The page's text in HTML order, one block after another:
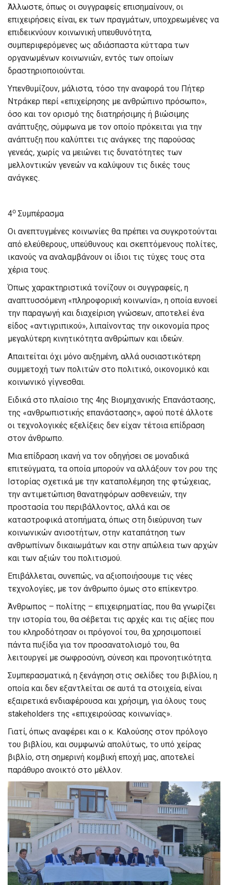
Άλλωστε, όπως οι συγγραφείς επισημαίνουν, οι
επιχειρήσεις είναι, εκ των πραγμάτων, υποχρεωμένες να
επιδεικνύουν κοινωνική υπευθυνότητα,
συμπεριφερόμενες ως αδιάσπαστα κύτταρα των
οργανωμένων κοινωνιών, εντός των οποίων
δραστηριοποιούνται.
Υπενθυμίζουν, μάλιστα, τόσο την αναφορά του Πήτερ
Ντράκερ περί «επιχείρησης με ανθρώπινο πρόσωπο»,
όσο και τον ορισμό της διατηρήσιμης ή βιώσιμης
ανάπτυξης, σύμφωνα με τον οποίο πρόκειται για την
ανάπτυξη που καλύπτει τις ανάγκες της παρούσας
γενεάς, χωρίς να μειώνει τις δυνατότητες των
μελλοντικών γενεών να καλύψουν τις δικές τους
ανάγκες.
4ο Συμπέρασμα
Οι ανεπτυγμένες κοινωνίες θα πρέπει να συγκροτούνται
από ελεύθερους, υπεύθυνους και σκεπτόμενους πολίτες,
ικανούς να αναλαμβάνουν οι ίδιοι τις τύχες τους στα
χέρια τους.
Όπως χαρακτηριστικά τονίζουν οι συγγραφείς, η
αναπτυσσόμενη «πληροφορική κοινωνία», η οποία ευνοεί
την παραγωγή και διαχείριση γνώσεων, αποτελεί ένα
είδος «αντιγριπικού», λιπαίνοντας την οικονομία προς
μεγαλύτερη κινητικότητα ανθρώπων και ιδεών.
Απαιτείται όχι μόνο αυξημένη, αλλά ουσιαστικότερη
συμμετοχή των πολιτών στο πολιτικό, οικονομικό και
κοινωνικό γίγνεσθαι.
Ειδικά στο πλαίσιο της 4ης Βιομηχανικής Επανάστασης,
της «ανθρωπιστικής επανάστασης», αφού ποτέ άλλοτε
οι τεχνολογικές εξελίξεις δεν είχαν τέτοια επίδραση
στον άνθρωπο.
Μια επίδραση ικανή να τον οδηγήσει σε μοναδικά
επιτεύγματα, τα οποία μπορούν να αλλάξουν τον ρου της
Ιστορίας σχετικά με την καταπολέμηση της φτώχειας,
την αντιμετώπιση θανατηφόρων ασθενειών, την
προστασία του περιβάλλοντος, αλλά και σε
καταστροφικά ατοπήματα, όπως στη διεύρυνση των
κοινωνικών ανισοτήτων, στην καταπάτηση των
ανθρωπίνων δικαιωμάτων και στην απώλεια των αρχών
και των αξιών του πολιτισμού.
Επιβάλλεται, συνεπώς, να αξιοποιήσουμε τις νέες
τεχνολογίες, με τον άνθρωπο όμως στο επίκεντρο.
Άνθρωπος – πολίτης – επιχειρηματίας, που θα γνωρίζει
την ιστορία του, θα σέβεται τις αρχές και τις αξίες που
του κληροδότησαν οι πρόγονοί του, θα χρησιμοποιεί
πάντα πυξίδα για τον προσανατολισμό του, θα
λειτουργεί με σωφροσύνη, σύνεση και προνοητικότητα.
Συμπερασματικά, η ξενάγηση στις σελίδες του βιβλίου, η
οποία και δεν εξαντλείται σε αυτά τα στοιχεία, είναι
εξαιρετικά ενδιαφέρουσα και χρήσιμη, για όλους τους
stakeholders της «επιχειρούσας κοινωνίας».
Γιατί, όπως αναφέρει και ο κ. Καλούσης στον πρόλογο
του βιβλίου, και συμφωνώ απολύτως, το υπό χείρας
βιβλίο, στη σημερινή κομβική εποχή μας, αποτελεί
παράθυρο ανοικτό στο μέλλον.